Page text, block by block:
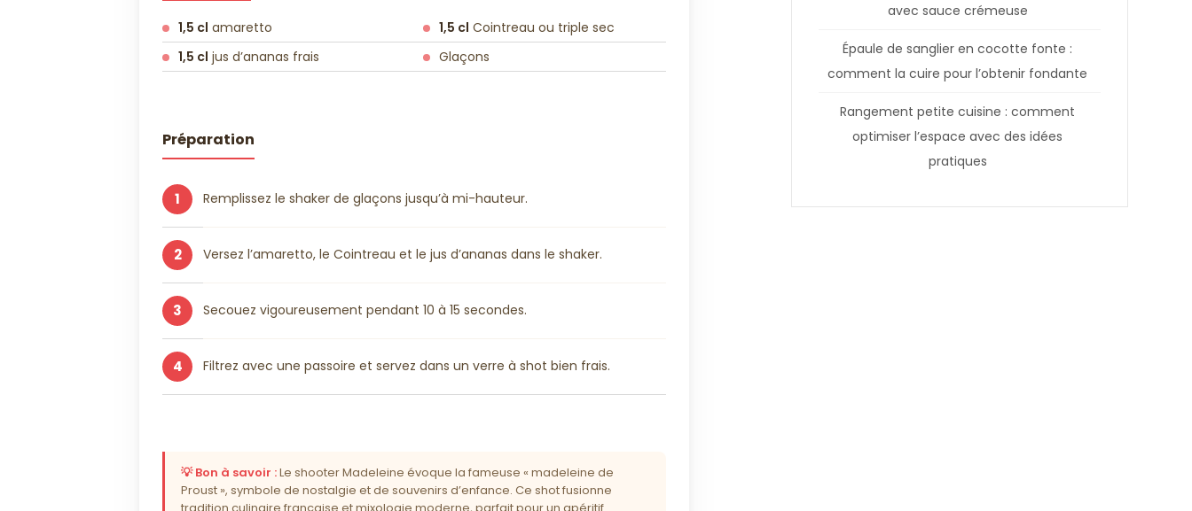
1,5 cl amaretto 1,5 cl Cointreau ou triple sec
1,5 cl jus d’ananas frais Glaçons
Préparation
1 Remplissez le shaker de glaçons jusqu’à mi-hauteur.
2 Versez l’amaretto, le Cointreau et le jus d’ananas dans le shaker.
3 Secouez vigoureusement pendant 10 à 15 secondes.
4 Filtrez avec une passoire et servez dans un verre à shot bien frais.
💡 Bon à savoir :Le shooter Madeleine évoque la fameuse « madeleine de
Proust », symbole de nostalgie et de souvenirs d’enfance. Ce shot fusionne
tradition culinaire française et mixologie moderne, parfait pour un apéritif
avec sauce crémeuse
Épaule de sanglier en cocotte fonte :
comment la cuire pour l’obtenir fondante
Rangement petite cuisine : comment
optimiser l’espace avec des idées
pratiques